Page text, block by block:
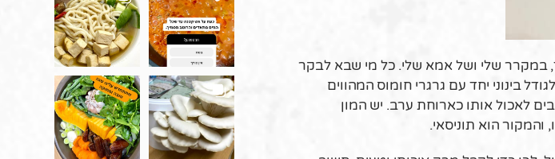
במקרר שלי ושל אמא שלי. כל מי שבא לבקר
בינוני יחד עם גרגרי חומוס המהווים
לאכול אותו כארוחת ערב. יש המון
הוא תוניסאי.